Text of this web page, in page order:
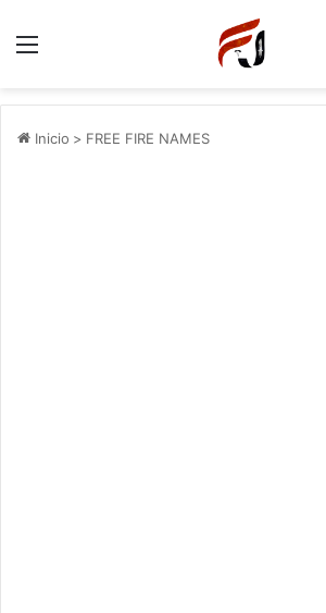
Menu
Inicio > FREE FIRE NAMES